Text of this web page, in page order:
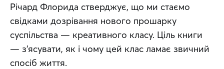
Річард Флорида стверджує, що ми стаємо
свідками дозрівання нового прошарку
суспільства — креативного класу. Ціль книги
— з’ясувати, як і чому цей клас ламає звичний
спосіб життя.